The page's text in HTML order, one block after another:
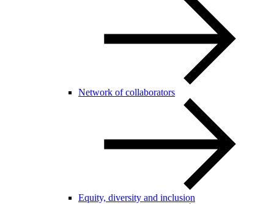
Network of collaborators
Equity, diversity and inclusion